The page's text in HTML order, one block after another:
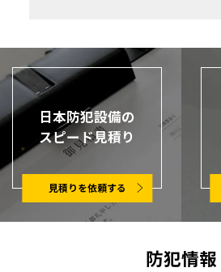
日本防犯設備の
スピード見積り
見積りを依頼する
防犯情報